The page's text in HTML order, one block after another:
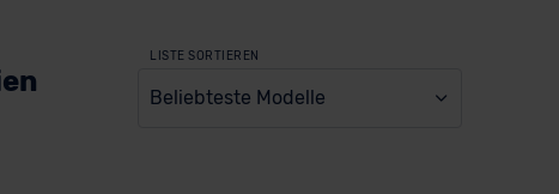
LISTE SORTIEREN
Beliebteste Modelle